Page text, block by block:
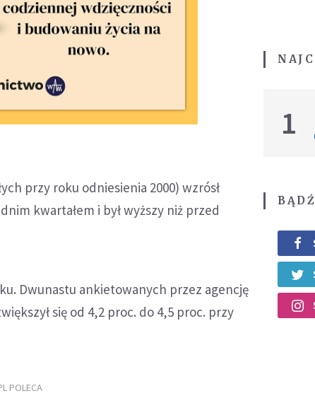
przy roku odniesienia 2000) wzrósł
kwartałem i był wyższy niż przed
Dwunastu ankietowanych przez agencję
się od 4,2 proc. do 4,5 proc. przy
POLECA
1